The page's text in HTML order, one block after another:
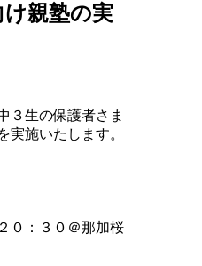
親塾の実
３生の保護者さま
実施いたします。
０：３０＠那加桜